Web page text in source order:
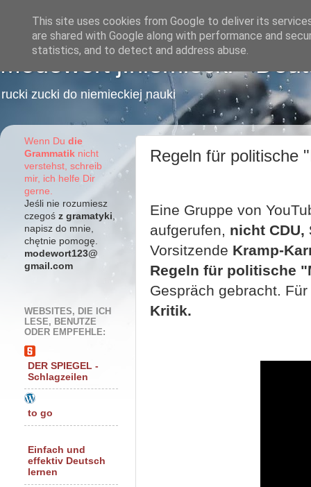
Modewort j.niemiecki -
rucki zucki do niemieckiej nauki
Regeln für politische
Eine Gruppe von
aufgerufen, nicht CDU,
Vorsitzende Kramp-
Regeln für politische
Gespräch gebracht.
Kritik.
Wenn Du die
Grammatik nicht
verstehst, schreib
mir, ich helfe Dir
gerne.
Jeśli nie rozumiesz
czegoś z gramatyki
napisz do mnie,
chętnie pomogę.
modewort123@
gmail.com
WEBSITES, DIE ICH
LESE, BENUTZE
ODER EMPFEHLE:
DER SPIEGEL -
Schlagzeilen
to go
Einfach und
effektiv Deutsch
lernen
This site uses cookies from Google to deliver its
are shared with Google along with performance and
statistics, and to detect and address abuse.